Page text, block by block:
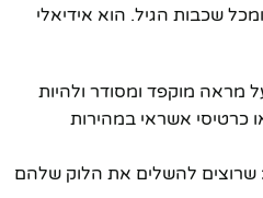
שכבות הגיל. הוא אידיאלי
מראה מוקפד ומסודר ולהיות
כרטיסי אשראי במהירות
שרוצים להשלים את הלוק שלהם